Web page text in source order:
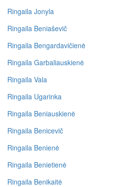
Ringaila Jonyla
Ringaila Beniaševič
Ringaila Bengardavičienė
Ringaila Garbaliauskienė
Ringaila Vala
Ringaila Ugarinka
Ringaila Beniauskienė
Ringaila Benicevič
Ringaila Benienė
Ringaila Benietienė
Ringaila Benikaitė